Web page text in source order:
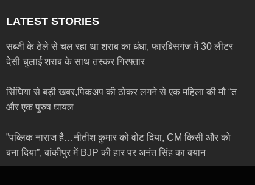
LATEST STORIES
सब्जी के ठेले से चल रहा था शराब का धंधा, फारबिसगंज में 30 लीटर
देसी चुलाई शराब के साथ तस्कर गिरफ्तार
सिंघिया से बड़ी खबर,पिकअप की ठोकर लगने से एक महिला की मौ “त
और एक पुरुष घायल
”पब्लिक नाराज है…नीतीश कुमार को वोट दिया, CM किसी और को
बना दिया”, बांकीपुर में BJP की हार पर अनंत सिंह का बयान